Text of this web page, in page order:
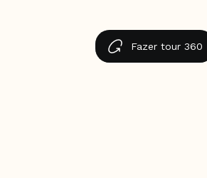
Fazer tour 360